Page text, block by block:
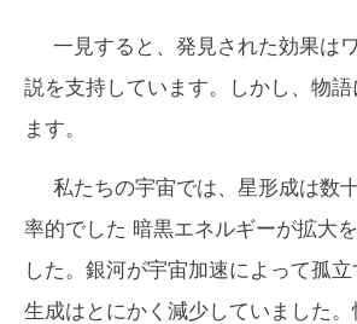
一見すると、発見された効果は
説を支持しています。しかし、物語
ます。
私たちの宇宙では、星形成は数
率的でした 暗黒エネルギーが拡大
した。銀河が宇宙加速によって孤
生成はとにかく減少していました